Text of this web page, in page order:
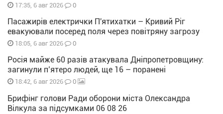
17:35, 6 авг 2026 0
Пасажирів електрички П'ятихатки – Кривий Ріг
евакуювали посеред поля через повітряну загрозу
18:05, 6 авг 2026 0
Росія майже 60 разів атакувала Дніпропетровщину:
загинули п’ятеро людей, ще 16 – поранені
18:42, 6 авг 2026 0
Брифінг голови Ради оборони міста Олександра
Вілкула за підсумками 06 08 26